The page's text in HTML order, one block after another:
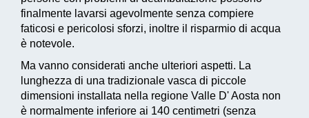
finalmente lavarsi agevolmente senza compiere
faticosi e pericolosi sforzi, inoltre il risparmio di acqua
è notevole.
Ma vanno considerati anche ulteriori aspetti. La
lunghezza di una tradizionale vasca di piccole
dimensioni installata nella regione Valle D' Aosta non
è normalmente inferiore ai 140 centimetri (senza